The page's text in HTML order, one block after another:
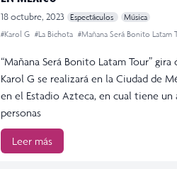
18 octubre, 2023 Espectáculos
Música
#Karol G #La Bichota #Mañana Será Bonito Latam
“Mañana Será Bonito Latam Tour”
Karol G se realizará en la Ciudad de
en el Estadio Azteca, en cual tiene un
personas
Leer más